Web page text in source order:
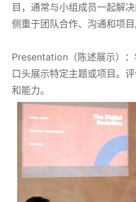
目，通常与小组成员一起解
侧重于团队合作、沟通和项目
Presentation（陈述展示）
口头展示特定主题或项目。
和能力。